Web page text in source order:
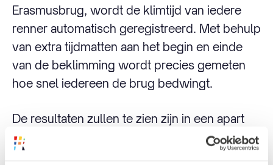
Erasmusbrug, wordt de klimtijd van iedere
renner automatisch geregistreerd. Met behulp
van extra tijdmatten aan het begin en einde
van de beklimming wordt precies gemeten
hoe snel iedereen de brug bedwingt.
De resultaten zullen te zien zijn in een apart
klassement, dus naast de reguliere 15 km-
eindtijd.